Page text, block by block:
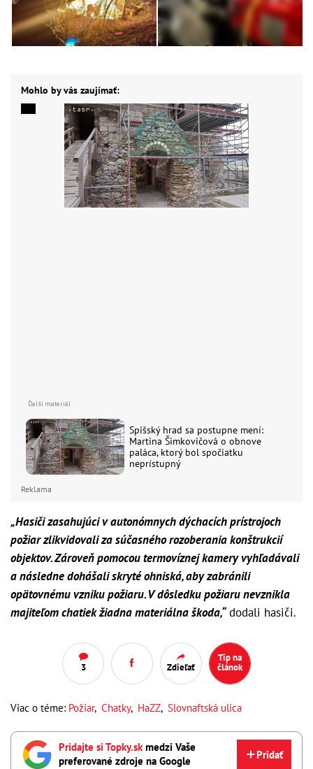
Mohlo by vás zaujímať:
Spišský hrad sa postupne mení:
Martina Šimkovičová o obnove
paláca, ktorý bol spočiatku
neprístupný
Reklama
„Hasiči zasahujúci v autonómnych dýchacích prístrojoch
požiar zlikvidovali za súčasného rozoberania konštrukcií
objektov. Zároveň pomocou termovíznej kamery vyhľadávali
a následne dohášali skryté ohniská, aby zabránili
opätovnému vzniku požiaru. V dôsledku požiaru nevznikla
majiteľom chatiek žiadna materiálna škoda,“dodali hasiči.
3 Zdieľať
Tip na
článok
Viac o téme: Požiar, Chatky, HaZZ, Slovnaftská ulica
Pridajte si Topky.skmedzi Vaše
preferované zdroje na Google
Pridať